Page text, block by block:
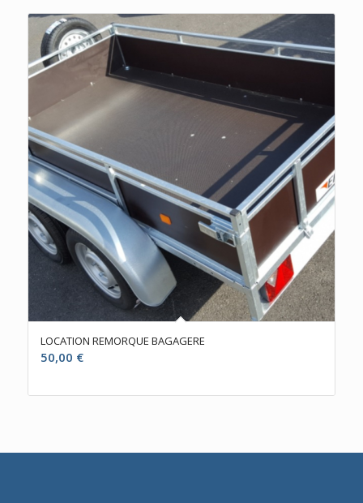
LOCATION REMORQUE BAGAGERE
50,00 €